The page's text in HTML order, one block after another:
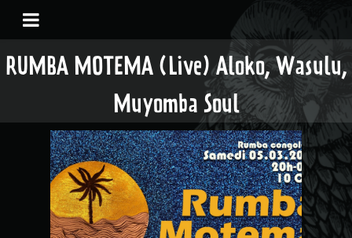
RUMBA MOTEMA (Live) Aloko, Wasulu,
Muyomba Soul